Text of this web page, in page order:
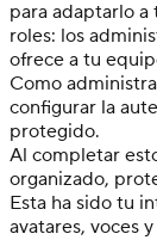
para adaptarlo a
roles: los
ofrece a tu
Como
configurar la
protegido.
Al completar
organizado,
Esta ha sido tu
avatares, voces